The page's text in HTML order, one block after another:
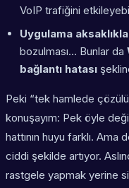
VoIP trafiğini
Uygulama
bozulması… Bunlar da
bağlantı hatası
Peki “tek hamlede
konuşayım: Pek öyle
hattının huyu farklı. Ama
ciddi şekilde artıyor.
rastgele yapmak yerine